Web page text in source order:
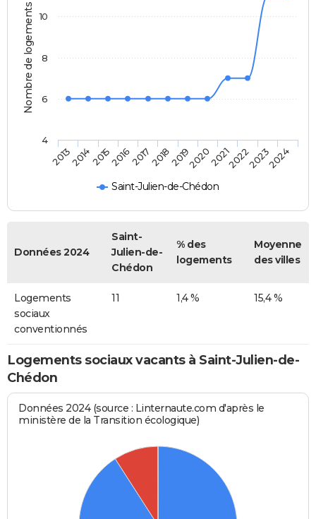
Nombre de logements
Saint-Julien-de-Chédon
201320142015201620172018201920202021202220232024
4
6
8
10
Données 2024
Saint-
Julien-de-
Chédon
% des
logements
Moyenne
des villes
Logements
sociaux
conventionnés
11 1,4 % 15,4 %
Logements sociaux vacants à Saint-Julien-de-
Chédon
Données 2024 (source : Linternaute.com d'après le
ministère de la Transition écologique)